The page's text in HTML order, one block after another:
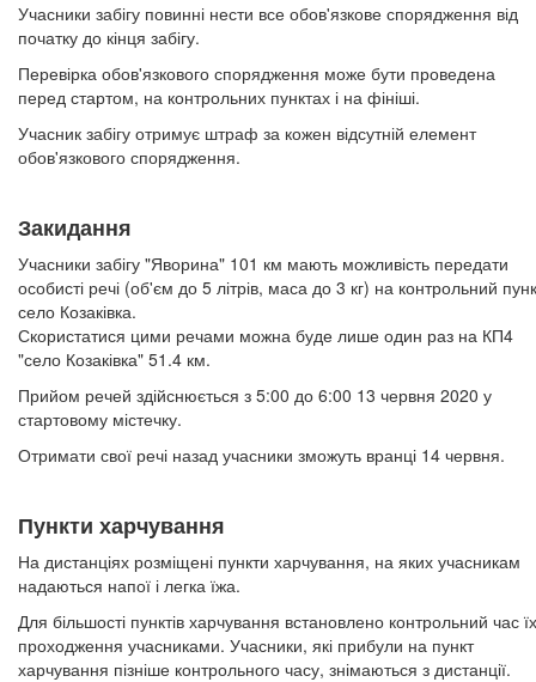
Учасники забігу повинні нести все обов'язкове спорядження від
початку до кінця забігу.
Перевірка обов'язкового спорядження може бути проведена
перед стартом, на контрольних пунктах і на фініші.
Учасник забігу отримує штраф за кожен відсутній елемент
обов'язкового спорядження.
Закидання
Учасники забігу "Яворина" 101 км мають можливість передати
особисті речі (об'єм до 5 літрів, маса до 3 кг) на контрольний
село Козаківка.
Скористатися цими речами можна буде лише один раз на КП4
"село Козаківка" 51.4 км.
Прийом речей здійснюється з 5:00 до 6:00 13 червня 2020 у
стартовому містечку.
Отримати свої речі назад учасники зможуть вранці 14 червня.
Пункти харчування
На дистанціях розміщені пункти харчування, на яких учасникам
надаються напої і легка їжа.
Для більшості пунктів харчування встановлено контрольний час їх
проходження учасниками. Учасники, які прибули на пункт
харчування пізніше контрольного часу, знімаються з дистанції.